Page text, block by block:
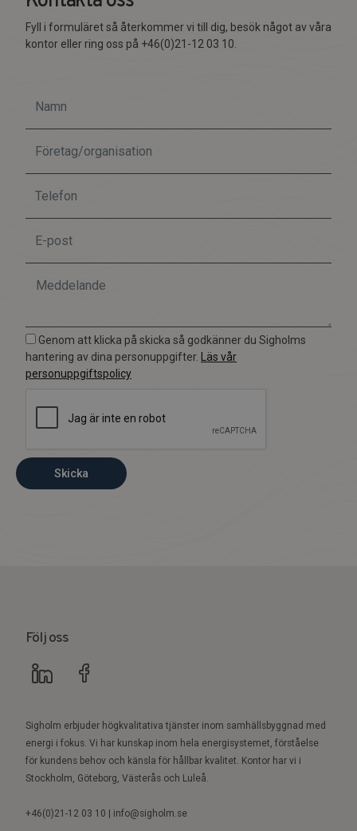
Fyll i formuläret så återkommer vi till dig, besök något av våra
kontor eller ring oss på +46(0)21-12 03 10.
Genom att klicka på skicka så godkänner du Sigholms
hantering av dina personuppgifter. Läs vår
personuppgiftspolicy
Skicka
Följ oss
Sigholm erbjuder högkvalitativa tjänster inom samhällsbyggnad med
energi i fokus. Vi har kunskap inom hela energisystemet, förståelse
för kundens behov och känsla för hållbar kvalitet. Kontor har vi i
Stockholm, Göteborg, Västerås och Luleå.
+46(0)21-12 03 10 | info@sigholm.se